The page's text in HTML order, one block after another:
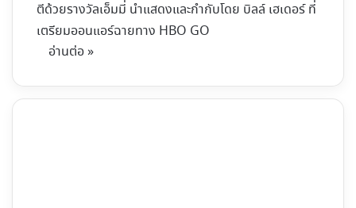
ตีด้วยรางวัลเอ็มมี่ นำแสดงและกำกับโดย บิลล์ เฮเดอร์ ที่
เตรียมออนแอร์ฉายทาง HBO GO
อ่านต่อ »